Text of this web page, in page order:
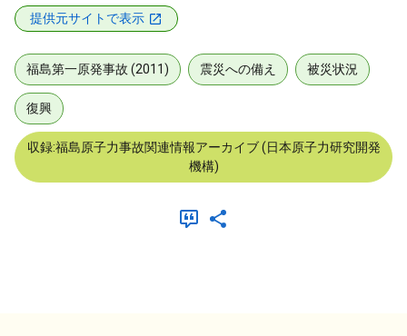
提供元サイトで表示
福島第一原発事故 (2011) 震災への備え 被災状況
復興
収録:福島原子力事故関連情報アーカイブ (日本原子力研究開発
機構)